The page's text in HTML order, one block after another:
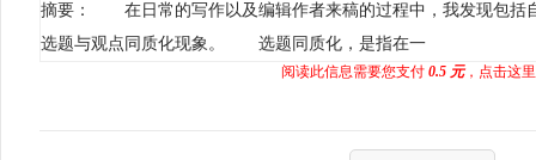
摘要： 在日常的写作以及编辑作者来稿的过程中，我发现包括
选题与观点同质化现象。 选题同质化，是指在一
阅读此信息需要您支付 0.5 元，点击这